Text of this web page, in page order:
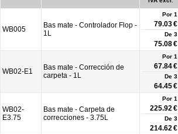
WB005
Bas mate - Controlador Flop -
1L
Por 1
79.03 €
De 3
75.08 €
WB02-E1
Bas mate - Corrección de
carpeta - 1L
Por 1
67.84 €
De 3
64.45 €
WB02-
E3.75
Bas mate - Carpeta de
correcciones - 3.75L
Por 1
225.92 €
De 3
214.62 €